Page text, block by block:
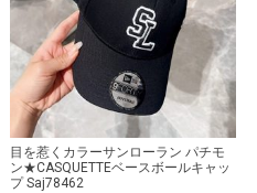
目を惹くカラーサンローラン パチモ
ン★CASQUETTEベースボールキャッ
プ Saj78462